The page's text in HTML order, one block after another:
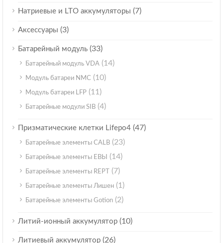
Натриевые и LTO аккумуляторы (7)
Аксессуары (3)
Батарейный модуль (33)
Батарейный модуль VDA (14)
Модуль батареи NMC (10)
Модуль батареи LFP (11)
Батарейные модули SIB (4)
Призматические клетки Lifepo4 (47)
Батарейные элементы CALB (23)
Батарейные элементы ЕВЫ (14)
Батарейные элементы REPT (7)
Батарейные элементы Лишен (1)
Батарейные элементы Gotion (2)
Литий-ионный аккумулятор (10)
Литиевый аккумулятор (26)